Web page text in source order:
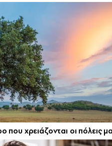
που χρειάζονται οι πόλεις